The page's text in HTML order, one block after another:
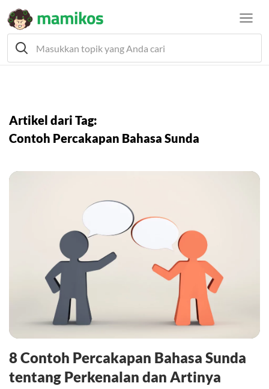
Artikel dari Tag:
Contoh Percakapan Bahasa Sunda
8 Contoh Percakapan Bahasa Sunda
tentang Perkenalan dan Artinya